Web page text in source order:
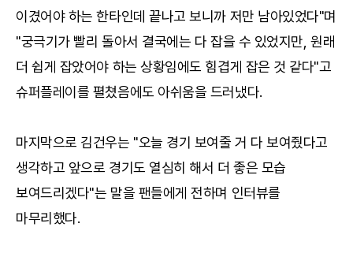
이겼어야 하는 한타인데 끝나고 보니까 저만 남아있었다"며
"궁극기가 빨리 돌아서 결국에는 다 잡을 수 있었지만, 원래
더 쉽게 잡았어야 하는 상황임에도 힘겹게 잡은 것 같다"고
슈퍼플레이를 펼쳤음에도 아쉬움을 드러냈다.
마지막으로 김건우는 "오늘 경기 보여줄 거 다 보여줬다고
생각하고 앞으로 경기도 열심히 해서 더 좋은 모습
보여드리겠다"는 말을 팬들에게 전하며 인터뷰를
마무리했다.